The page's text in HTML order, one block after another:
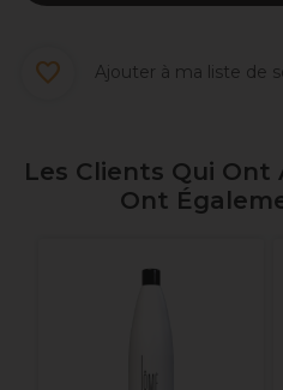
Ajouter à ma liste de
Les Clients Qui
Ont